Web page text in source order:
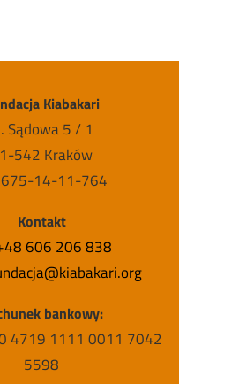
Kiabakari
Sądowa 5 / 1
542 Kraków
675-14-11-764
Kontakt
606 206 838
bankowy:
4719 1111 0011 7042
5598